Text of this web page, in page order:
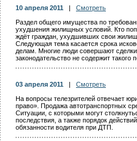
10 апреля 2011
Смотреть
Раздел общего имущества по
ухудшения жилищных условий. Кто
ждёт граждан, ухудшивших свои
Следующая тема касается срока
делам. Многие люди совершают
законодательство не содержит такого
03 апреля 2011
Смотреть
На вопросы телезрителей отвечает
право». Продажа автотранспортных
Ситуации, с которыми могут
последствия, а также порядок
обязанности водителя при ДТП.